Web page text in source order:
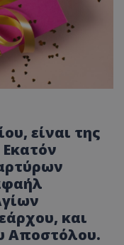
είναι της
και
Αποστόλου.